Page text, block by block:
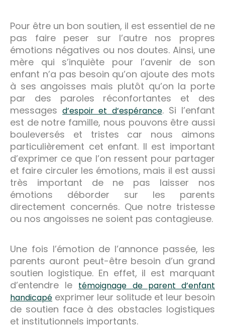
Pour être un bon soutien, il est essentiel de ne
pas faire peser sur l’autre nos propres
émotions négatives ou nos doutes. Ainsi, une
mère qui s’inquiète pour l’avenir de son
enfant n’a pas besoin qu’on ajoute des mots
à ses angoisses mais plutôt qu’on la porte
par des paroles réconfortantes et des
messagesd’espoir et d’espérance. Si l’enfant
est de notre famille, nous pouvons être aussi
bouleversés et tristes car nous aimons
particulièrement cet enfant. Il est important
d’exprimer ce que l’on ressent pour partager
et faire circuler les émotions, mais il est aussi
très important de ne pas laisser nos
émotions déborder sur les parents
directement concernés. Que notre tristesse
ou nos angoisses ne soient pas contagieuse.
Une fois l’émotion de l’annonce passée, les
parents auront peut-être besoin d’un grand
soutien logistique. En effet, il est marquant
d’entendre le témoignage de parent d’enfant
handicapé exprimer leur solitude et leur besoin
de soutien face à des obstacles logistiques
et institutionnels importants.